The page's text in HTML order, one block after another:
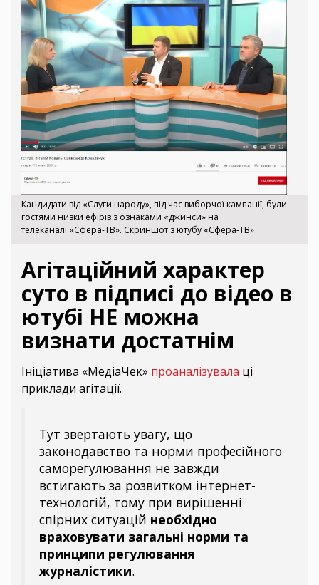
Кандидати від «Слуги народу», під час виборчої кампанії, були
гостями низки ефірів з ознаками «джинси» на
телеканалі «Сфера-ТВ». Скриншот з ютубу «Сфера-ТВ»
Агітаційний характер
суто в підписі до відео в
ютубі НЕ можна
визнати достатнім
Ініціатива «МедіаЧек» проаналізувала ці
приклади агітації.
Тут звертають увагу, що
законодавство та норми професійного
саморегулювання не завжди
встигають за розвитком інтернет-
технологій, тому при вирішенні
спірних ситуацій необхідно
враховувати загальні норми та
принципи регулювання
журналістики.